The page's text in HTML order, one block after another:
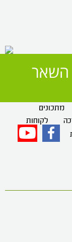
השאר
מתכונים
לקוחות
פייסבוק